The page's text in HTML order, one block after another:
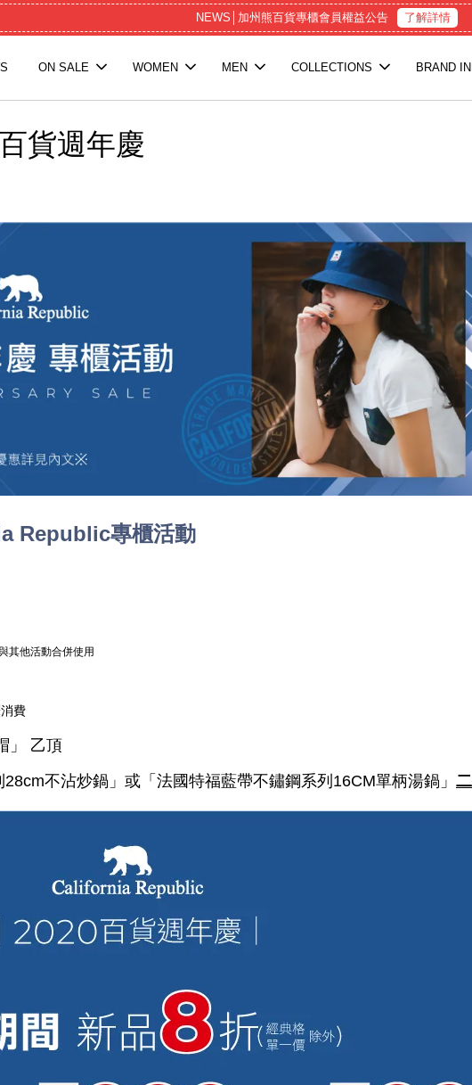
NEWS│加州熊百貨專櫃會員權益公告 了解詳情
ON SALE WOMEN MEN COLLECTIONS BRAND
貨週年慶
Republic專櫃活動
其他活動合併使用
費
」 乙頂
不沾炒鍋」或「法國特福藍帶不鏽鋼系列16CM單柄湯鍋」